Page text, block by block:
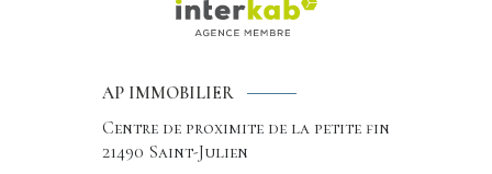
AP IMMOBILIER
Centre de proximite de la petite fin
21490 Saint-Julien